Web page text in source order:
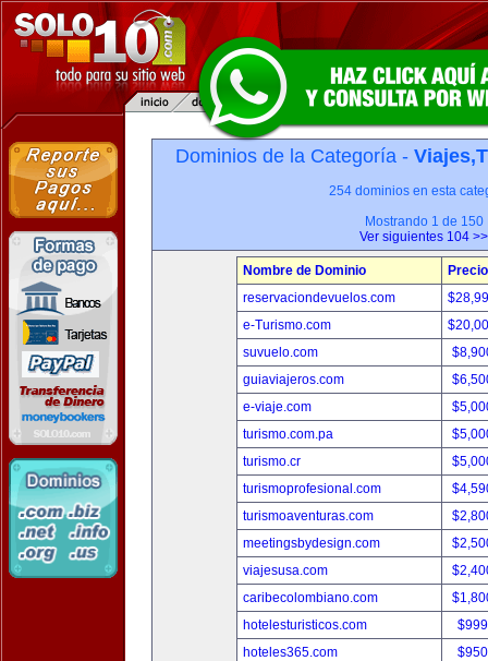
Dominios de la Categoría -
254 dominios en esta
Mostrando 1 de 150
Ver siguientes 104 >>
Nombre de Dominio
Precio
reservaciondevuelos.com
e-Turismo.com
suvuelo.com
guiaviajeros.com
e-viaje.com
turismo.com.pa
turismo.cr
turismoprofesional.com
turismoaventuras.com
meetingsbydesign.com
viajesusa.com
caribecolombiano.com
hotelesturisticos.com
hoteles365.com